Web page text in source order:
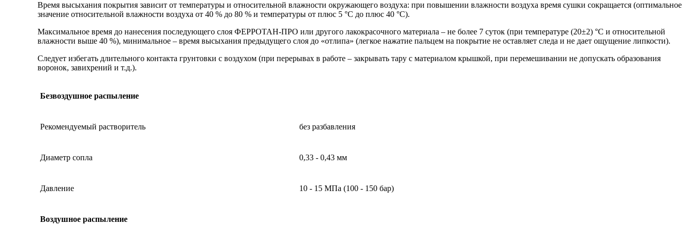
Время высыхания покрытия зависит от температуры и относительной влажности окружающего воздуха: при повышении влажности воздуха время сушки сокращается (оптимальное
значение относительной влажности воздуха от 40 % до 80 % и температуры от плюс 5 °С до плюс 40 °С).
Максимальное время до нанесения последующего слоя ФЕРРОТАН-ПРО или другого лакокрасочного материала – не более 7 суток (при температуре (20±2) °С и относительной
влажности выше 40 %), минимальное – время высыхания предыдущего слоя до «отлипа» (легкое нажатие пальцем на покрытие не оставляет следа и не дает ощущение липкости).
Следует избегать длительного контакта грунтовки с воздухом (при перерывах в работе – закрывать тару с материалом крышкой, при перемешивании не допускать образования
воронок, завихрений и т.д.).
Безвоздушное распыление
Рекомендуемый растворитель без разбавления
Диаметр сопла 0,33 - 0,43 мм
Давление 10 - 15 МПа (100 - 150 бар)
Воздушное распыление